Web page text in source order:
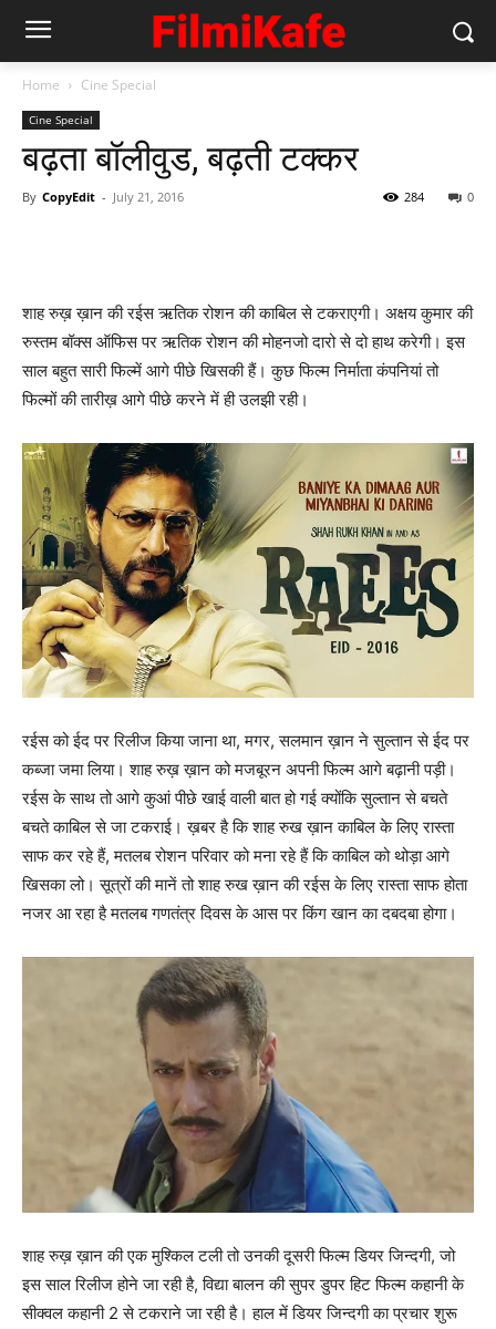
Home Cine Special
Cine Special
बढ़ता बॉलीवुड, बढ़ती टक्‍कर
By CopyEdit - July 21, 2016 0
284
शाह रुख़ ख़ान की रईस ऋतिक रोशन की काबिल से टकराएगी। अक्षय कुमार की
रुस्‍तम बॉक्‍स ऑफिस पर ऋतिक रोशन की मोहनजो दारो से दो हाथ करेगी। इस
साल बहुत सारी फिल्‍में आगे पीछे खिसकी हैं। कुछ फिल्‍म निर्माता कंपनियां तो
फिल्‍मों की तारीख़ आगे पीछे करने में ही उलझी रही।
रईस को ईद पर रिलीज किया जाना था, मगर, सलमान ख़ान ने सुल्‍तान से ईद पर
कब्‍जा जमा लिया। शाह रुख़ ख़ान को मजबूरन अपनी फिल्‍म आगे बढ़ानी पड़ी।
रईस के साथ तो आगे कुआं पीछे खाई वाली बात हो गई क्‍योंकि सुल्‍तान से बचते
बचते काबिल से जा टकराई। ख़बर है कि शाह रुख ख़ान काबिल के लिए रास्‍ता
साफ कर रहे हैं, मतलब रोशन परिवार को मना रहे हैं कि काबिल को थोड़ा आगे
खिसका लो। सूत्रों की मानें तो शाह रुख ख़ान की रईस के लिए रास्‍ता साफ होता
नजर आ रहा है मतलब गणतंत्र दिवस के आस पर किंग खान का दबदबा होगा।
शाह रुख़ ख़ान की एक मुश्‍किल टली तो उनकी दूसरी फिल्‍म डियर जिन्‍दगी, जो
इस साल रिलीज होने जा रही है, विद्या बालन की सुपर डुपर हिट फिल्‍म कहानी के
सीक्‍वल कहानी 2 से टकराने जा रही है। हाल में डियर जिन्‍दगी का प्रचार शुरू